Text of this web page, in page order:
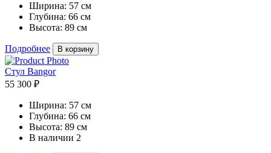
Ширина: 57 см
Глубина: 66 см
Высота: 89 см
Подробнее В корзину
Стул Bangor
55 300 ₽
Ширина: 57 см
Глубина: 66 см
Высота: 89 см
В наличии 2